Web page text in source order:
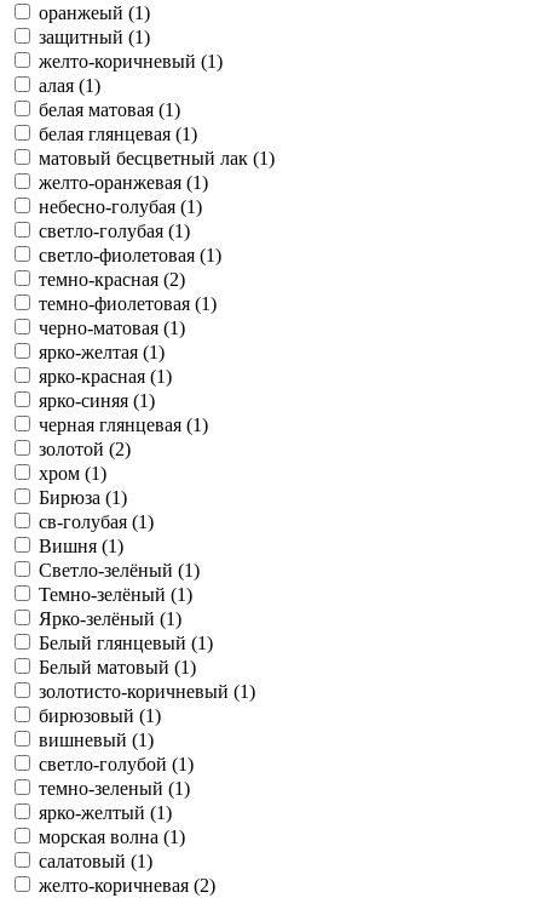
оранжеый (1)
защитный (1)
желто-коричневый (1)
алая (1)
белая матовая (1)
белая глянцевая (1)
матовый бесцветный лак (1)
желто-оранжевая (1)
небесно-голубая (1)
светло-голубая (1)
светло-фиолетовая (1)
темно-красная (2)
темно-фиолетовая (1)
черно-матовая (1)
ярко-желтая (1)
ярко-красная (1)
ярко-синяя (1)
черная глянцевая (1)
золотой (2)
хром (1)
Бирюза (1)
св-голубая (1)
Вишня (1)
Светло-зелёный (1)
Темно-зелёный (1)
Ярко-зелёный (1)
Белый глянцевый (1)
Белый матовый (1)
золотисто-коричневый (1)
бирюзовый (1)
вишневый (1)
светло-голубой (1)
темно-зеленый (1)
ярко-желтый (1)
морская волна (1)
салатовый (1)
желто-коричневая (2)